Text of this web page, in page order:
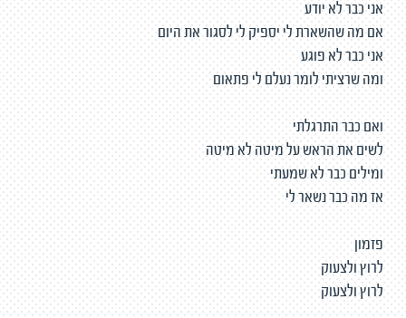
אני כבר לא יודע
אם מה שהשארת לי יספיק לי לסגור את היום
אני כבר לא פוגע
ומה שרציתי לומר נעלם לי פתאום
ואם כבר התרגלתי
לשים את הראש על מיטה לא מיטה
ומילים כבר לא שמעתי
אז מה כבר נשאר לי
פזמון
לרוץ ולצעוק
לרוץ ולצעוק